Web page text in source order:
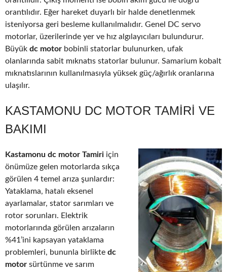
orantılıdır. Eğer hareket duyarlı bir halde denetlenmek
isteniyorsa geri besleme kullanılmalıdır. Genel DC servo
motorlar, üzerilerinde yer ve hız algılayıcıları bulundurur.
Büyük dc motor bobinli statorlar bulunurken, ufak
olanlarında sabit mıknatıs statorlar bulunur. Samarium kobalt
mıknatıslarının kullanılmasıyla yüksek güç/ağırlık oranlarına
ulaşılır.
KASTAMONU DC MOTOR TAMIRI VE
BAKIMI
Kastamonu dc motor Tamiri için
önümüze gelen motorlarda sıkça
görülen 4 temel arıza şunlardır:
Yataklama, hatalı eksenel
ayarlamalar, stator sarımları ve
rotor sorunları. Elektrik
motorlarında görülen arızaların
%41’ini kapsayan yataklama
problemleri, bununla birlikte dc
motor sürtünme ve sarım